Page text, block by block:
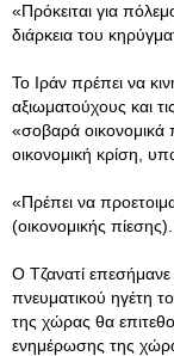
«Πρόκειται για
διάρκεια του
Το Ιράν πρέπει να
αξιωματούχους και
«σοβαρά
οικονομική κρίση,
«Πρέπει να
(οικονομικής
Ο Τζανατί
πνευματικού ηγέτη
της χώρας θα
ενημέρωσης της